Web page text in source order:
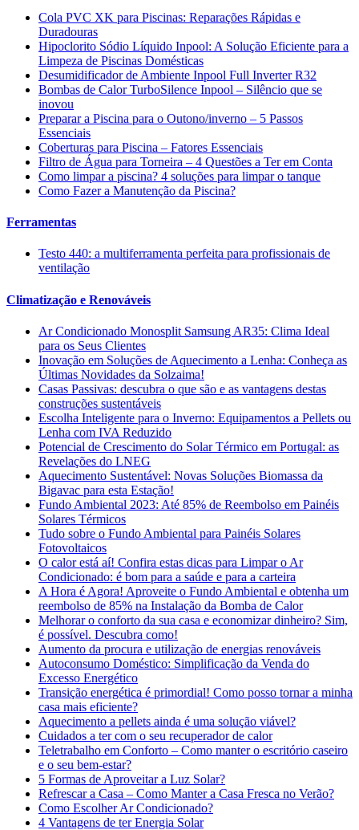
Cola PVC XK para Piscinas: Reparações Rápidas e
Duradouras
Hipoclorito Sódio Líquido Inpool: A Solução Eficiente para a
Limpeza de Piscinas Domésticas
Desumidificador de Ambiente Inpool Full Inverter R32
Bombas de Calor TurboSilence Inpool – Silêncio que se
inovou
Preparar a Piscina para o Outono/inverno – 5 Passos
Essenciais
Coberturas para Piscina – Fatores Essenciais
Filtro de Água para Torneira – 4 Questões a Ter em Conta
Como limpar a piscina? 4 soluções para limpar o tanque
Como Fazer a Manutenção da Piscina?
Ferramentas
Testo 440: a multiferramenta perfeita para profissionais de
ventilação
Climatização e Renováveis
Ar Condicionado Monosplit Samsung AR35: Clima Ideal
para os Seus Clientes
Inovação em Soluções de Aquecimento a Lenha: Conheça as
Últimas Novidades da Solzaima!
Casas Passivas: descubra o que são e as vantagens destas
construções sustentáveis
Escolha Inteligente para o Inverno: Equipamentos a Pellets ou
Lenha com IVA Reduzido
Potencial de Crescimento do Solar Térmico em Portugal: as
Revelações do LNEG
Aquecimento Sustentável: Novas Soluções Biomassa da
Bigavac para esta Estação!
Fundo Ambiental 2023: Até 85% de Reembolso em Painéis
Solares Térmicos
Tudo sobre o Fundo Ambiental para Painéis Solares
Fotovoltaicos
O calor está aí! Confira estas dicas para Limpar o Ar
Condicionado: é bom para a saúde e para a carteira
A Hora é Agora! Aproveite o Fundo Ambiental e obtenha um
reembolso de 85% na Instalação da Bomba de Calor
Melhorar o conforto da sua casa e economizar dinheiro? Sim,
é possível. Descubra como!
Aumento da procura e utilização de energias renováveis
Autoconsumo Doméstico: Simplificação da Venda do
Excesso Energético
Transição energética é primordial! Como posso tornar a minha
casa mais eficiente?
Aquecimento a pellets ainda é uma solução viável?
Cuidados a ter com o seu recuperador de calor
Teletrabalho em Conforto – Como manter o escritório caseiro
e o seu bem-estar?
5 Formas de Aproveitar a Luz Solar?
Refrescar a Casa – Como Manter a Casa Fresca no Verão?
Como Escolher Ar Condicionado?
4 Vantagens de ter Energia Solar